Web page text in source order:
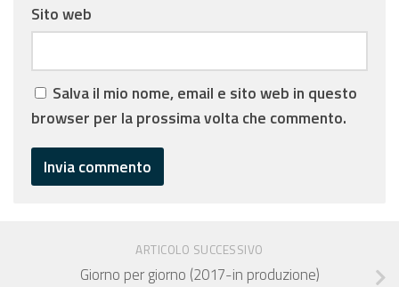
Sito web
Salva il mio nome, email e sito web in questo
browser per la prossima volta che commento.
ARTICOLO SUCCESSIVO
Giorno per giorno (2017-in produzione)